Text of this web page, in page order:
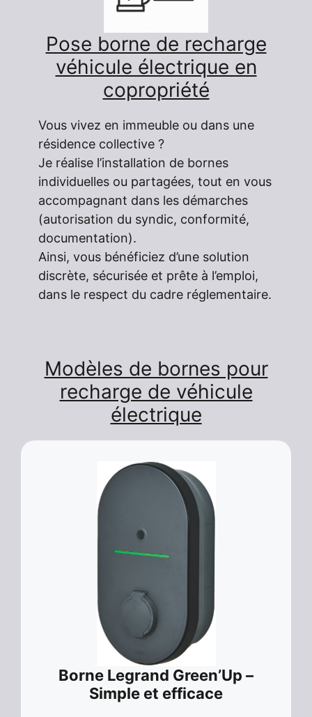
Pose borne de recharge
véhicule électrique en
copropriété
Vous vivez en immeuble ou dans une
résidence collective ?
Je réalise l’installation de bornes
individuelles ou partagées, tout en vous
accompagnant dans les démarches
(autorisation du syndic, conformité,
documentation).
Ainsi, vous bénéficiez d’une solution
discrète, sécurisée et prête à l’emploi,
dans le respect du cadre réglementaire.
Modèles de bornes pour
recharge de véhicule
électrique
Borne Legrand Green’Up –
Simple et efficace